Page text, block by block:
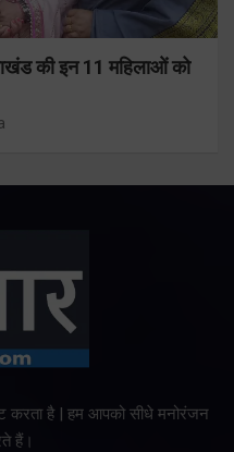
की इन 11 महिलाओं को
करता है | हम आपको सीधे मनोरंजन
हैं।